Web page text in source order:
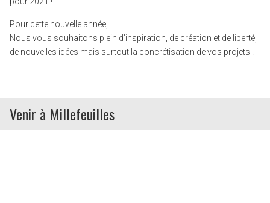
Pour cette nouvelle année,
Nous vous souhaitons plein d’inspiration, de création et de liberté,
de nouvelles idées mais surtout la concrétisation de vos projets !
Venir à Millefeuilles